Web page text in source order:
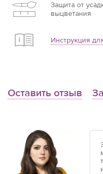
Защита от
выцветания
Инструкция
Оставить отзыв